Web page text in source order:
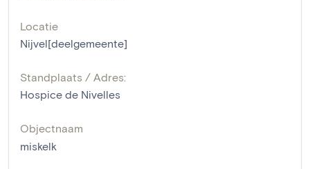
Locatie
Nijvel[deelgemeente]
Standplaats / Adres:
Hospice de Nivelles
Objectnaam
miskelk